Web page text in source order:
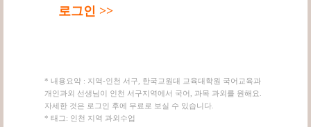
로그인 >>
* 내용요약 : 지역-인천 서구, 한국교원대 교육대학원 국어교육과
개인과외 선생님이 인천 서구지역에서 국어, 과목 과외를 원해요.
자세한 것은 로그인 후에 무료로 보실 수 있습니다.
* 태그: 인천 지역 과외수업